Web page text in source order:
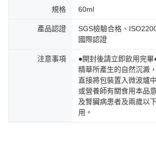
規格 60ml
產品認證
SGS檢驗合格、
國際認證
注意事項
●開封後請立即飲用完
精華所產生的自然沉澱
直接將包裝置入微波爐
或營養師有關食用本品
及腎臟病患者及兩歲以
用。